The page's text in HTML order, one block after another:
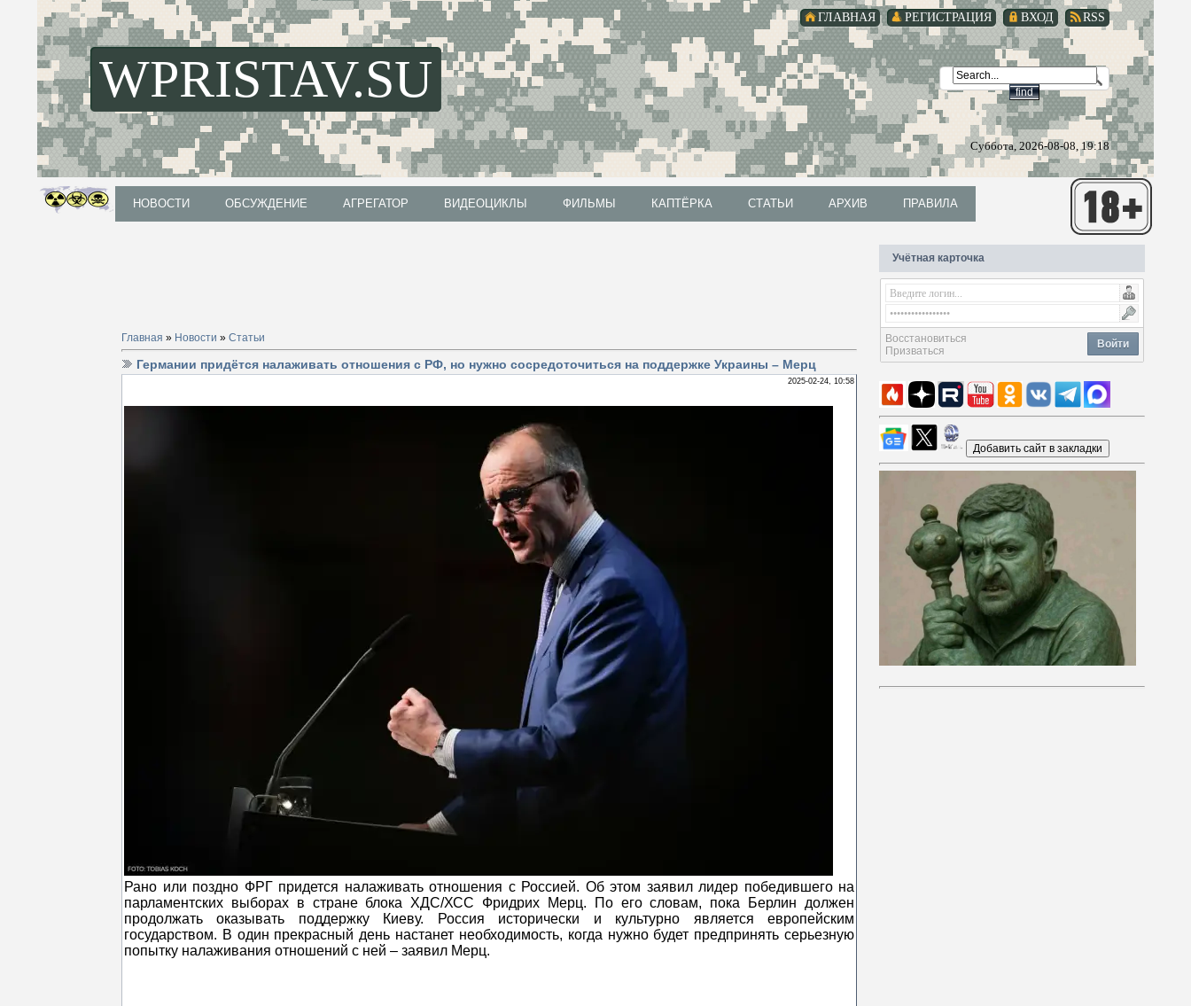
RSS
ВХОД
РЕГИСТРАЦИЯ
ГЛАВНАЯ
WPRISTAV.SU
Суббота, 2026-08-08, 19:18
НОВОСТИ ОБСУЖДЕНИЕ АГРЕГАТОР ВИДЕОЦИКЛЫ ФИЛЬМЫ КАПТЁРКА СТАТЬИ АРХИВ ПРАВИЛА
Главная » Новости » Статьи
Германии придётся налаживать отношения с РФ, но нужно сосредоточиться на поддержке Украины – Мерц
2025-02-24, 10:58
Рано или поздно ФРГ придется налаживать отношения с Россией. Об этом заявил лидер победившего на
парламентских выборах в стране блока ХДС/ХСС Фридрих Мерц. По его словам, пока Берлин должен
продолжать оказывать поддержку Киеву. Россия исторически и культурно является европейским
государством. В один прекрасный день настанет необходимость, когда нужно будет предпринять серьезную
попытку налаживания отношений с ней – заявил Мерц.
Учётная карточка
Войти
Восстановиться
Призваться